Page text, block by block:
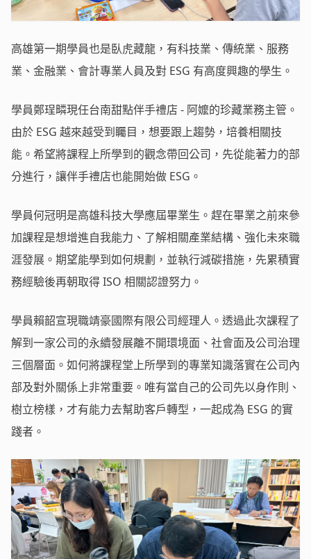
高雄第一期學員也是臥虎藏龍，有科技業、傳統業、服務
業、金融業、會計專業人員及對 ESG 有高度興趣的學生。
學員鄭珵疄現任台南甜點伴手禮店 - 阿嬤的珍藏業務主管。
由於 ESG 越來越受到矚目，想要跟上趨勢，培養相關技
能。希望將課程上所學到的觀念帶回公司，先從能著力的部
分進行，讓伴手禮店也能開始做 ESG。
學員何冠明是高雄科技大學應屆畢業生。趕在畢業之前來參
加課程是想增進自我能力、了解相關產業結構、強化未來職
涯發展。期望能學到如何規劃，並執行減碳措施，先累積實
務經驗後再朝取得 ISO 相關認證努力。
學員賴韶宣現職靖豪國際有限公司經理人。透過此次課程了
解到一家公司的永續發展離不開環境面、社會面及公司治理
三個層面。如何將課程堂上所學到的專業知識落實在公司內
部及對外關係上非常重要。唯有當自己的公司先以身作則、
樹立榜樣，才有能力去幫助客戶轉型，一起成為 ESG 的實
踐者。